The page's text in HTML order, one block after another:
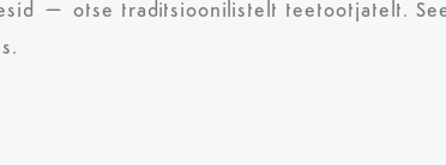
– otse traditsioonilistelt teetootjatelt.